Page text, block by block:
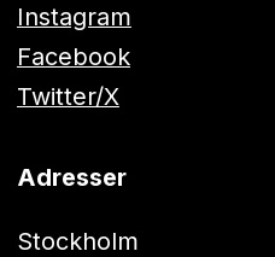
Instagram
Facebook
Twitter/X
Adresser
Stockholm